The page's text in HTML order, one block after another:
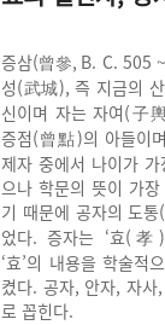
증삼(曾參, B. C. 505
성(武城), 즉 지금의
신이며 자는 자여(子
증점(曾點)의 아들이
제자 중에서 나이가
으나 학문의 뜻이 가
기 때문에 공자의 도
었다. 증자는 ‘효(孝
‘효’의 내용을 학술적
켰다. 공자, 안자, 자
로 꼽힌다.